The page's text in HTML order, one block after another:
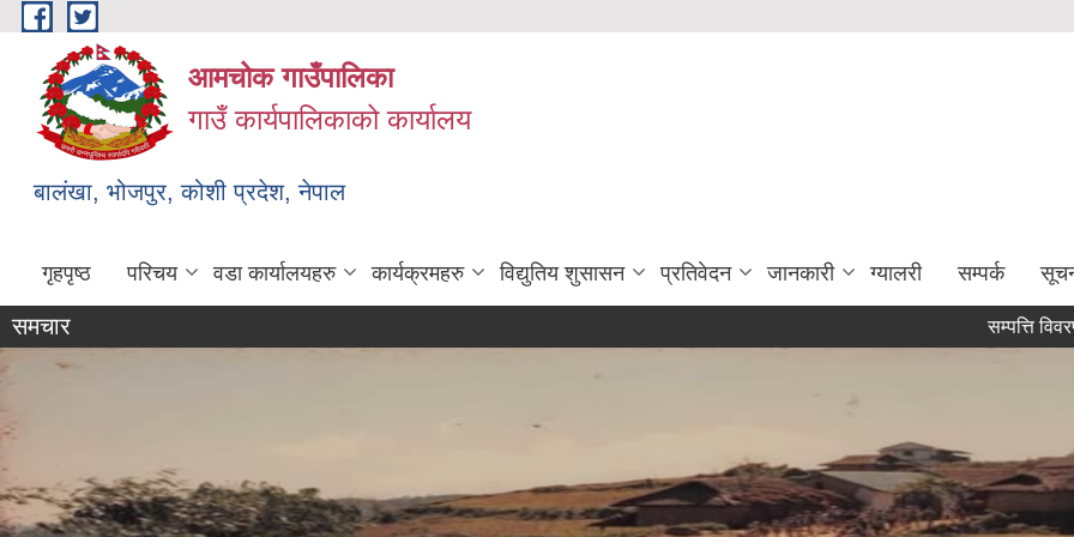
Skip to main content
आमचोक गाउँपालिका
गाउँ कार्यपालिकाको कार्यालय
बालंखा, भोजपुर, कोशी प्रदेश, नेपाल
गृहपृष्ठ परिचय वडा कार्यालयहरु कार्यक्रमहरु विद्युतिय शुसासन प्रतिवेदन जानकारी ग्यालरी सम्पर्क
समचार सम्पत्ति विवरण पेश